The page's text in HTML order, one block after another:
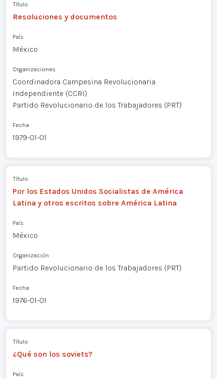
Título
Resoluciones y documentos
País
México
Organizaciones
Coordinadora Campesina Revolucionaria
Independiente (CCRI)
Partido Revolucionario de los Trabajadores (PRT)
Fecha
1979-01-01
Título
Por los Estados Unidos Socialistas de América
Latina y otros escritos sobre América Latina
País
México
Organización
Partido Revolucionario de los Trabajadores (PRT)
Fecha
1976-01-01
Título
¿Qué son los soviets?
País